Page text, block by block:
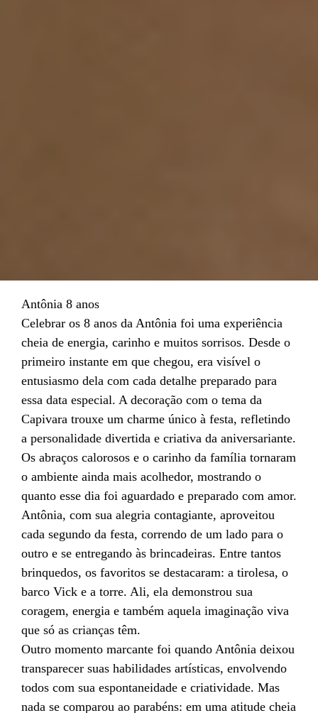
Antônia 8 anos
Celebrar os 8 anos da Antônia foi uma experiência
cheia de energia, carinho e muitos sorrisos. Desde o
primeiro instante em que chegou, era visível o
entusiasmo dela com cada detalhe preparado para
essa data especial. A decoração com o tema da
Capivara trouxe um charme único à festa, refletindo
a personalidade divertida e criativa da aniversariante.
Os abraços calorosos e o carinho da família tornaram
o ambiente ainda mais acolhedor, mostrando o
quanto esse dia foi aguardado e preparado com amor.
Antônia, com sua alegria contagiante, aproveitou
cada segundo da festa, correndo de um lado para o
outro e se entregando às brincadeiras. Entre tantos
brinquedos, os favoritos se destacaram: a tirolesa, o
barco Vick e a torre. Ali, ela demonstrou sua
coragem, energia e também aquela imaginação viva
que só as crianças têm.
Outro momento marcante foi quando Antônia deixou
transparecer suas habilidades artísticas, envolvendo
todos com sua espontaneidade e criatividade. Mas
nada se comparou ao parabéns: em uma atitude cheia